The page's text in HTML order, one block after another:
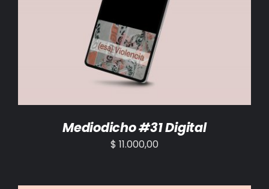
AÑADIR AL CARRITO /
Mediodicho #31 Digital
$ 11.000,00